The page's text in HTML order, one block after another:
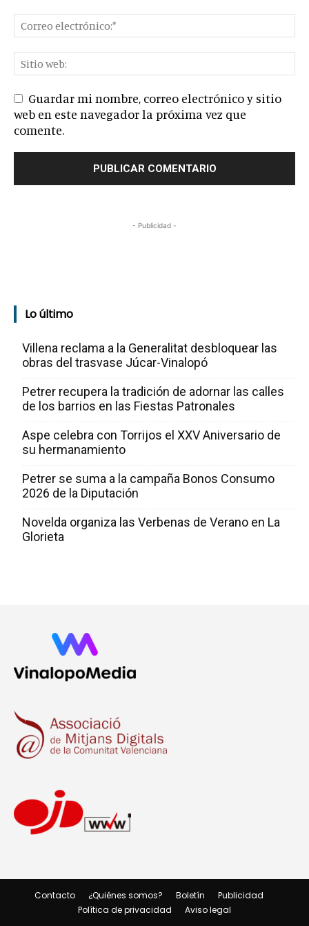
Guardar mi nombre, correo electrónico y sitio
web en este navegador la próxima vez que
comente.
- Publicidad -
Lo último
Villena reclama a la Generalitat desbloquear las
obras del trasvase Júcar-Vinalopó
Petrer recupera la tradición de adornar las calles
de los barrios en las Fiestas Patronales
Aspe celebra con Torrijos el XXV Aniversario de
su hermanamiento
Petrer se suma a la campaña Bonos Consumo
2026 de la Diputación
Novelda organiza las Verbenas de Verano en La
Glorieta
Contacto ¿Quiénes somos? Boletín
Publicidad
Política de privacidad
Aviso legal